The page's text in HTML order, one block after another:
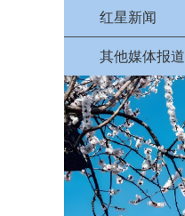
红星新闻
其他媒体报道